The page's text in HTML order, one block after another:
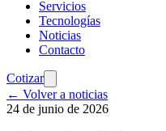
Servicios
Tecnologías
Noticias
Contacto
Cotizar
← Volver a noticias
24 de junio de 2026